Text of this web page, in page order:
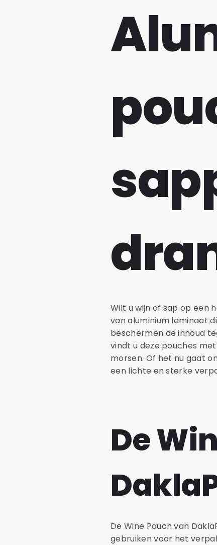
Wilt u wijn of sap op een
van aluminium laminaat
beschermen de inhoud
vindt u deze pouches
morsen. Of het nu gaat
een lichte en sterke
De
De Wine Pouch van
gebruiken voor het